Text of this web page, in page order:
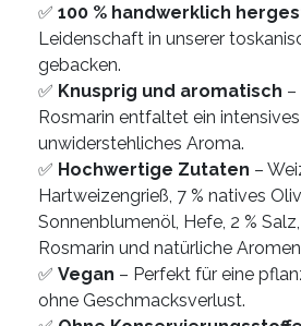
✅ 100 % handwerklich
Leidenschaft in unserer
gebacken.
✅ Knusprig und aromatisch
Rosmarin entfaltet ein
unwiderstehliches Aroma.
✅ Hochwertige Zutaten –
Hartweizengrieß, 7 % natives
Sonnenblumenöl, Hefe, 2 %
Rosmarin und natürliche
✅ Vegan – Perfekt für eine
ohne Geschmacksverlust.